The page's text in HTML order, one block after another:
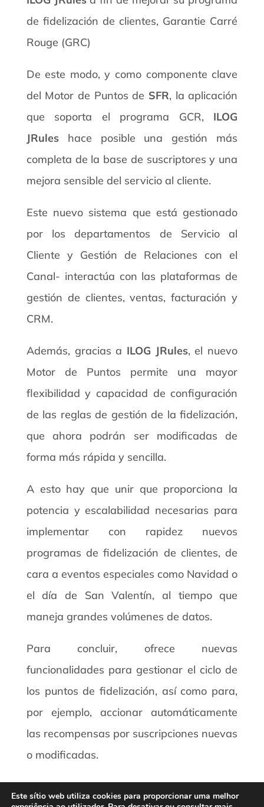
de fidelización de clientes, Garantie Carré
Rouge (GRC)
De este modo, y como componente clave
del Motor de Puntos de SFR, la aplicación
que soporta el programa GCR, ILOG
JRules hace posible una gestión más
completa de la base de suscriptores y una
mejora sensible del servicio al cliente.
Este nuevo sistema que está gestionado
por los departamentos de Servicio al
Cliente y Gestión de Relaciones con el
Canal- interactúa con las plataformas de
gestión de clientes, ventas, facturación y
CRM.
Además, gracias a ILOG JRules, el nuevo
Motor de Puntos permite una mayor
flexibilidad y capacidad de configuración
de las reglas de gestión de la fidelización,
que ahora podrán ser modificadas de
forma más rápida y sencilla.
A esto hay que unir que proporciona la
potencia y escalabilidad necesarias para
implementar con rapidez nuevos
programas de fidelización de clientes, de
cara a eventos especiales como Navidad o
el día de San Valentín, al tiempo que
maneja grandes volúmenes de datos.
Para concluir, ofrece nuevas
funcionalidades para gestionar el ciclo de
los puntos de fidelización, así como para,
por ejemplo, accionar automáticamente
las recompensas por suscripciones nuevas
o modificadas.
13-03-2007
Este sítio web utiliza cookies para proporcionar uma melhor